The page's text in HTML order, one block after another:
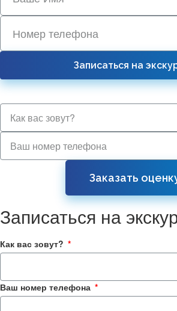
Записаться на
Заказать
Записаться на
Как вас зовут?
Ваш номер телефона